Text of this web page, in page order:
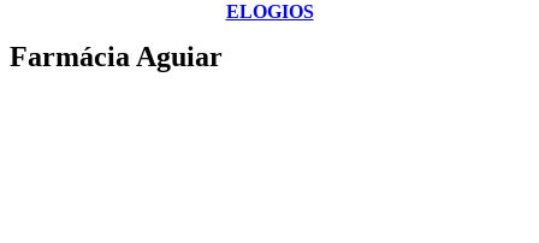
ELOGIOS
Farmácia Aguiar